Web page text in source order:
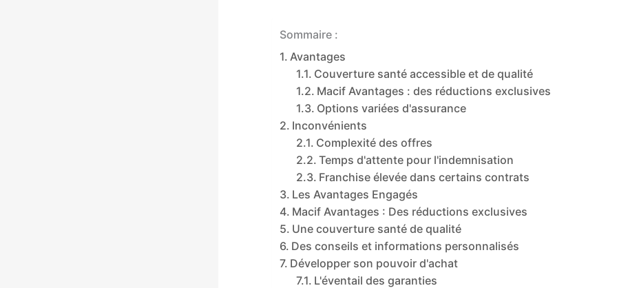
Sommaire :
Avantages
Couverture santé accessible et de qualité
Macif Avantages : des réductions exclusives
Options variées d'assurance
Inconvénients
Complexité des offres
Temps d'attente pour l'indemnisation
Franchise élevée dans certains contrats
Les Avantages Engagés
Macif Avantages : Des réductions exclusives
Une couverture santé de qualité
Des conseils et informations personnalisés
Développer son pouvoir d'achat
L'éventail des garanties